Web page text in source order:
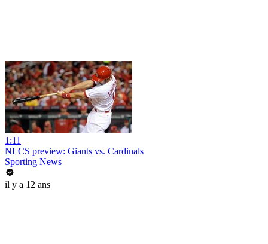
1:11
NLCS preview: Giants vs. Cardinals
Sporting News
il y a 12 ans